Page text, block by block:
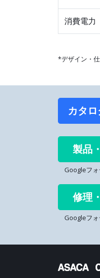
消費電力
*デザイン・
カタ
製品
Googleフォ
修理
Googleフォ